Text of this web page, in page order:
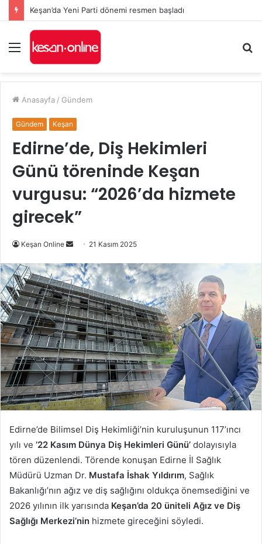
Keşan’da Yeni Parti dönemi resmen başladı
Menü
...
Anasayfa / Gündem
Gündem Keşan
Edirne’de, Diş Hekimleri
Günü töreninde Keşan
vurgusu: “2026’da hizmete
girecek”
Keşan Online
Bir
posta
göndermek
21 Kasım 2025
Edirne’de Bilimsel Diş Hekimliği’nin kuruluşunun 117’ıncı
yılı ve ’22 Kasım Dünya Diş Hekimleri Günü’ dolayısıyla
tören düzenlendi. Törende konuşan Edirne İl Sağlık
Müdürü Uzman Dr. Mustafa İshak Yıldırım, Sağlık
Bakanlığı’nın ağız ve diş sağlığını oldukça önemsediğini ve
2026 yılının ilk yarısında Keşan’da 20 üniteli Ağız ve Diş
Sağlığı Merkezi’nin hizmete gireceğini söyledi.